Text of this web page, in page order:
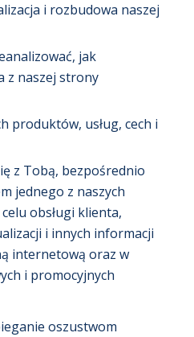
i rozbudowa naszej
jak
z naszej strony
produktów, usług, cech i
z Tobą, bezpośrednio
jednego z naszych
obsługi klienta,
i innych informacji
internetową oraz w
i promocyjnych
oszustwom